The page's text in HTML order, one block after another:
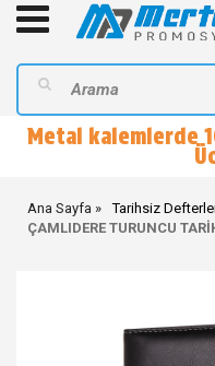
Metal kalemlerde
Ana Sayfa
Tarihsiz
ÇAMLIDERE TURUNCU